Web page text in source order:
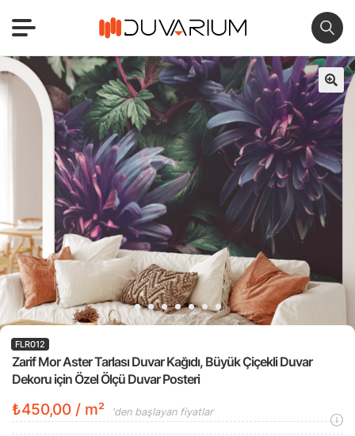
🔍
Zarif Mor Aster Tarlası Duvar Kağıdı, Büyük Çiçekli Duvar
Dekoru için Özel Ölçü Duvar Posteri
FLR012
₺450,00 / m² 'den başlayan fiyatlar